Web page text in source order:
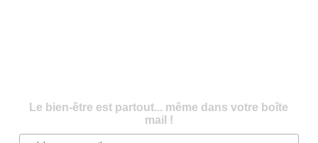
Le bien-être est partout... même dans votre boîte
mail !